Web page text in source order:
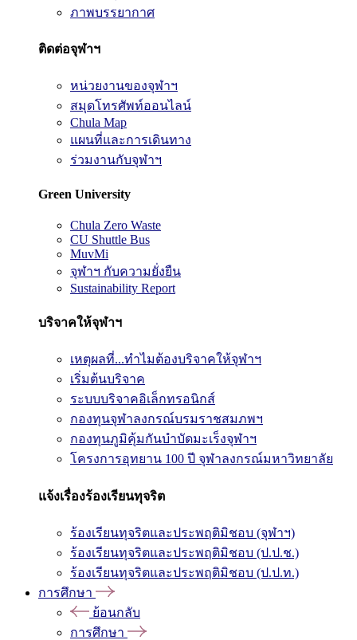
ภาพบรรยากาศ
ติดต่อจุฬาฯ
หน่วยงานของจุฬาฯ
สมุดโทรศัพท์ออนไลน์
Chula Map
แผนที่และการเดินทาง
ร่วมงานกับจุฬาฯ
Green University
Chula Zero Waste
CU Shuttle Bus
MuvMi
จุฬาฯ กับความยั่งยืน
Sustainability Report
บริจาคให้จุฬาฯ
เหตุผลที่...ทำไมต้องบริจาคให้จุฬาฯ
เริ่มต้นบริจาค
ระบบบริจาคอิเล็กทรอนิกส์
กองทุนจุฬาลงกรณ์บรมราชสมภพฯ
กองทุนภูมิคุ้มกันบำบัดมะเร็งจุฬาฯ
โครงการอุทยาน 100 ปี จุฬาลงกรณ์มหาวิทยาลัย
แจ้งเรื่องร้องเรียนทุจริต
ร้องเรียนทุจริตและประพฤติมิชอบ (จุฬาฯ)
ร้องเรียนทุจริตและประพฤติมิชอบ (ป.ป.ช.)
ร้องเรียนทุจริตและประพฤติมิชอบ (ป.ป.ท.)
การศึกษา
ย้อนกลับ
การศึกษา